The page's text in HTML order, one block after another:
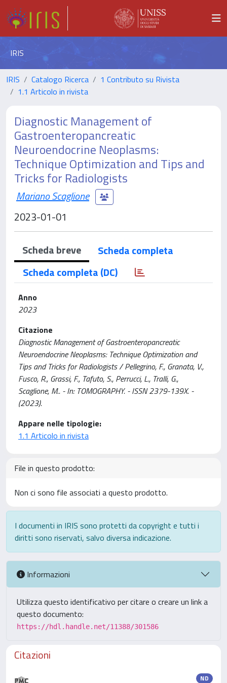
IRIS
IRIS Catalogo Ricerca
1 Contributo su Rivista
1.1 Articolo in rivista
Diagnostic Management of
Gastroenteropancreatic
Neuroendocrine Neoplasms:
Technique Optimization and Tips and
Tricks for Radiologists
Mariano Scaglione
2023-01-01
Scheda breve
Scheda completa
Scheda completa (DC)
Anno
2023
Citazione
Diagnostic Management of Gastroenteropancreatic
Neuroendocrine Neoplasms: Technique Optimization and
Tips and Tricks for Radiologists / Pellegrino, F., Granata, V.,
Fusco, R., Grassi, F., Tafuto, S., Perrucci, L., Tralli, G.,
Scaglione, M.. - In: TOMOGRAPHY. - ISSN 2379-139X. -
(2023).
Appare nelle tipologie:
1.1 Articolo in rivista
File in questo prodotto:
Non ci sono file associati a questo prodotto.
I documenti in IRIS sono protetti da copyright e tutti i
diritti sono riservati, salvo diversa indicazione.
Informazioni
Utilizza questo identificativo per citare o creare un link a
questo documento:
https://hdl.handle.net/11388/301586
Citazioni
ND